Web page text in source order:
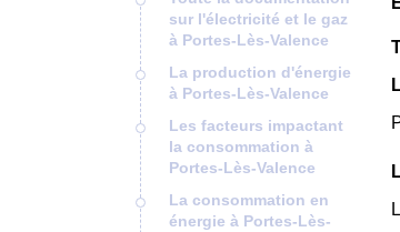
sur l'électricité et le gaz
à Portes-Lès-Valence
La production d'énergie
à Portes-Lès-Valence
Les facteurs impactant
la consommation à
Portes-Lès-Valence
La consommation en
énergie à Portes-Lès-